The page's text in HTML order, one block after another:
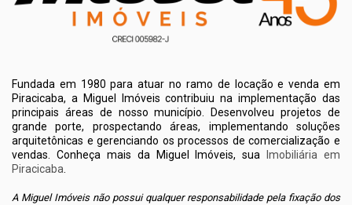
Fundada em 1980 para atuar no ramo de locação e venda em
Piracicaba, a Miguel Imóveis contribuiu na implementação das
principais áreas de nosso município. Desenvolveu projetos de
grande porte, prospectando áreas, implementando soluções
arquitetônicas e gerenciando os processos de comercialização e
vendas. Conheça mais da Miguel Imóveis, sua
Imobiliária em
Piracicaba.
A Miguel Imóveis não possui qualquer responsabilidade pela fixação dos